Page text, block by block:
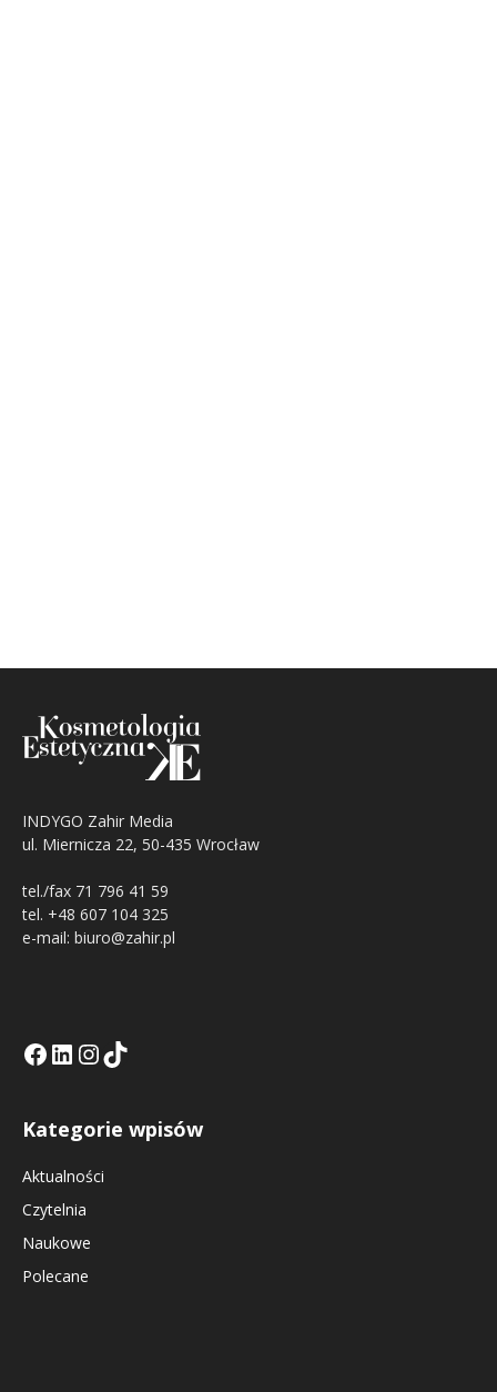
INDYGO Zahir Media
ul. Miernicza 22, 50-435 Wrocław
tel./fax 71 796 41 59
tel. +48 607 104 325
e-mail: biuro@zahir.pl
Facebook
LinkedIn
Tik Tok KEInstagramm KE
Kategorie wpisów
Aktualności
Czytelnia
Naukowe
Polecane